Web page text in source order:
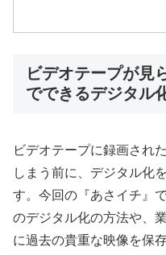
ビデオテープが見
でできるデジタル
ビデオテープに録画され
しまう前に、デジタル化
す。今回の『あさイチ』
のデジタル化の方法や、
に過去の貴重な映像を保